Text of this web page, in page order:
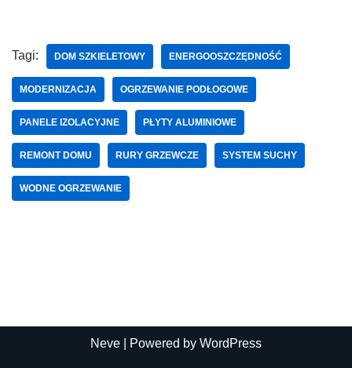
Tagi: DOM SZKIELETOWY ENERGOOSZCZĘDNOŚĆ
MODERNIZACJA OGRZEWANIE PODŁOGOWE
PANELE IZOLACYJNE PŁYTY ALUMINIOWE
REMONT DOMU RURY GRZEWCZE SYSTEM SUCHY
WODNE OGRZEWANIE
Neve | Powered by WordPress